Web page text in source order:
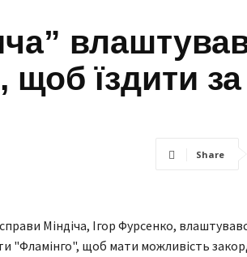
їздити
Share
Міндіча, Ігор Фурсенко,
"Фламінго", щоб мати можливість